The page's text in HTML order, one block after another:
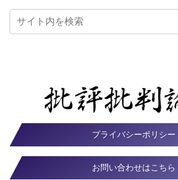
プライバシーポリシー
お問い合わせはこちら